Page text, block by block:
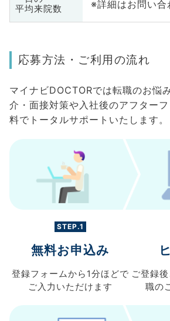
平均来院数
※詳細はお問い合
応募方法・ご利用の流れ
マイナビDOCTORでは転職のお悩
介・面接対策や入社後のアフター
料でトータルサポートいたします。
STEP.1
無料お申込み
登録フォームから 1分ほどで
ご入力 いただけます
ご登録後
職の